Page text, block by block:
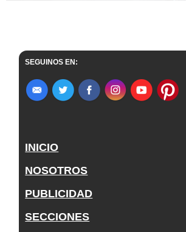
SEGUINOS EN:
INICIO
NOSOTROS
PUBLICIDAD
SECCIONES